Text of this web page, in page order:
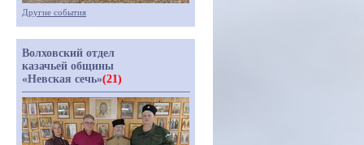
Другие события
Волховский отдел
казачьей общины
«Невская сечь»(21)